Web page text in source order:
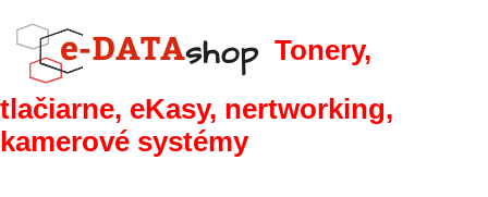
Tonery,
tlačiarne, eKasy, nertworking,
kamerové systémy